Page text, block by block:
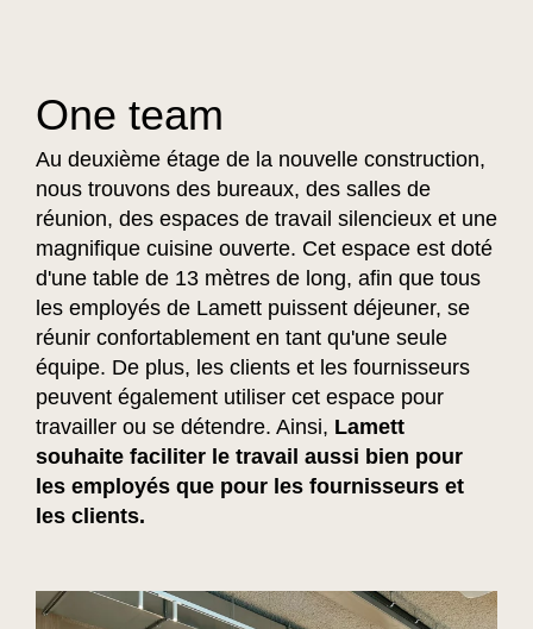
One team
Au deuxième étage de la nouvelle construction,
nous trouvons des bureaux, des salles de
réunion, des espaces de travail silencieux et une
magnifique cuisine ouverte. Cet espace est doté
d'une table de 13 mètres de long, afin que tous
les employés de Lamett puissent déjeuner, se
réunir confortablement en tant qu'une seule
équipe. De plus, les clients et les fournisseurs
peuvent également utiliser cet espace pour
travailler ou se détendre. Ainsi, Lamett
souhaite faciliter le travail aussi bien pour
les employés que pour les fournisseurs et
les clients.